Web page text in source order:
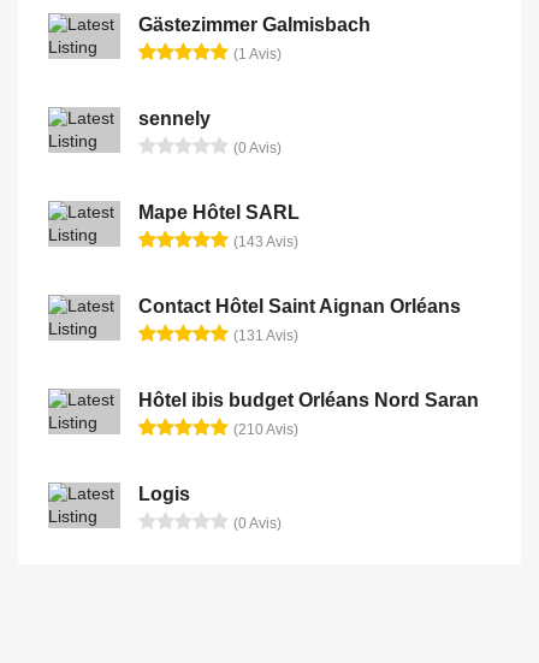
Gästezimmer Galmisbach
(1 Avis)
sennely
(0 Avis)
Mape Hôtel SARL
(143 Avis)
Contact Hôtel Saint Aignan Orléans
(131 Avis)
Hôtel ibis budget Orléans Nord Saran
(210 Avis)
Logis
(0 Avis)